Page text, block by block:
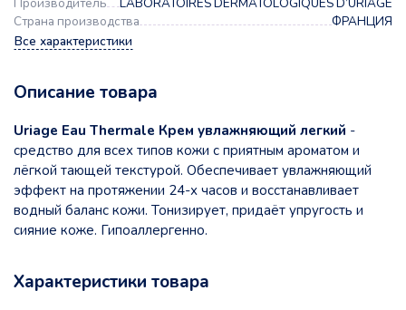
Страна производства
ФРАНЦИЯ
Все характеристики
Описание товара
Uriage Eau Thermale Крем увлажняющий легкий -
средство для всех типов кожи с приятным ароматом и
лёгкой тающей текстурой. Обеспечивает увлажняющий
эффект на протяжении 24-х часов и восстанавливает
водный баланс кожи. Тонизирует, придаёт упругость и
сияние коже. Гипоаллергенно.
Характеристики товара